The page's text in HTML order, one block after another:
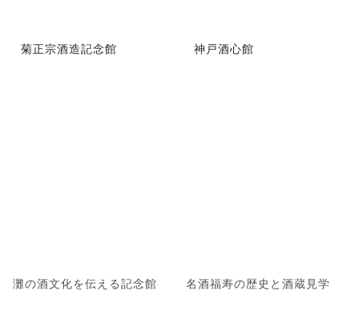
菊正宗酒造記念館
灘の酒文化を伝える記念館
神戸酒心館
名酒福寿の歴史と酒蔵見学